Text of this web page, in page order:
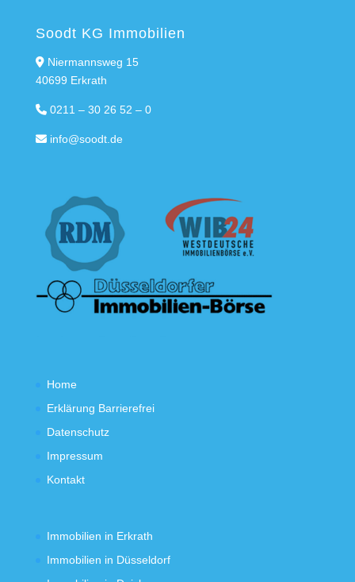
Soodt KG Immobilien
Niermannsweg 15
40699 Erkrath
0211 – 30 26 52 – 0
info@soodt.de
Home
Erklärung Barrierefrei
Datenschutz
Impressum
Kontakt
Immobilien in Erkrath
Immobilien in Düsseldorf